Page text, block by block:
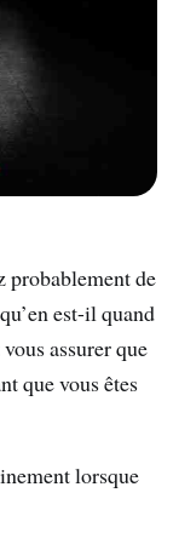
probablement de
est-il quand
assurer que
que vous êtes
lorsque